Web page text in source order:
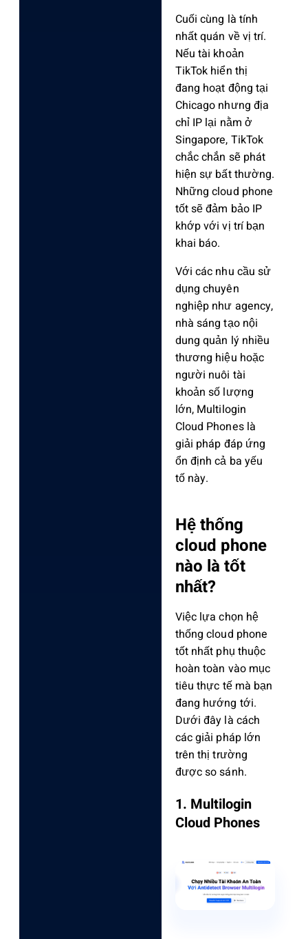
Cuối cùng là tính
nhất quán về vị trí.
Nếu tài khoản
TikTok hiển thị
đang hoạt động tại
Chicago nhưng địa
chỉ IP lại nằm ở
Singapore, TikTok
chắc chắn sẽ phát
hiện sự bất thường.
Những cloud phone
tốt sẽ đảm bảo IP
khớp với vị trí bạn
khai báo.
Với các nhu cầu sử
dụng chuyên
nghiệp như agency,
nhà sáng tạo nội
dung quản lý nhiều
thương hiệu hoặc
người nuôi tài
khoản số lượng
lớn, Multilogin
Cloud Phones là
giải pháp đáp ứng
ổn định cả ba yếu
tố này.
Hệ thống
cloud phone
nào là tốt
nhất?
Việc lựa chọn hệ
thống cloud phone
tốt nhất phụ thuộc
hoàn toàn vào mục
tiêu thực tế mà bạn
đang hướng tới.
Dưới đây là cách
các giải pháp lớn
trên thị trường
được so sánh.
1. Multilogin
Cloud Phones